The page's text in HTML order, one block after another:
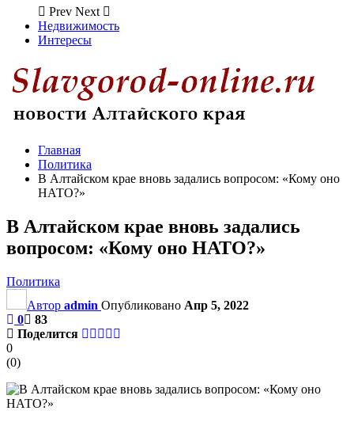
Prev Next
Недвижимость
Интересы
Главная
Политика
В Алтайском крае вновь задались вопросом: «Кому оно
НАТО?»
В Алтайском крае вновь задались
вопросом: «Кому оно НАТО?»
Политика
Автор admin Опубликовано Апр 5, 2022
0
83
Поделится
0
(0)